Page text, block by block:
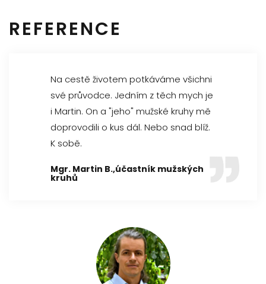
REFERENCE
Na cestě životem potkáváme všichni
své průvodce. Jedním z těch mych je
i Martin. On a "jeho" mužské kruhy mě
doprovodili o kus dál. Nebo snad blíž.
K sobě.
Mgr. Martin B.,účastník mužských
kruhů